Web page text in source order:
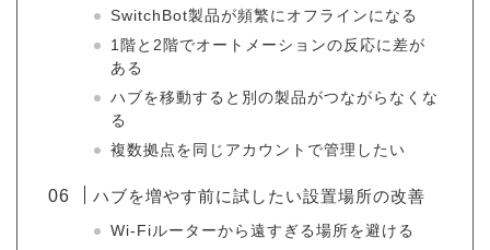
SwitchBot製品が頻繁にオフラインになる
1階と2階でオートメーションの反応に差が
ある
ハブを移動すると別の製品がつながらなくな
る
複数拠点を同じアカウントで管理したい
ハブを増やす前に試したい設置場所の改善
Wi-Fiルーターから遠すぎる場所を避ける